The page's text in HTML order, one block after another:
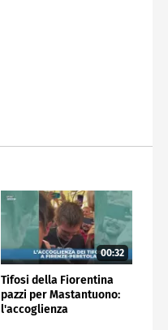
00:32
Tifosi della Fiorentina
pazzi per Mastantuono:
l'accoglienza